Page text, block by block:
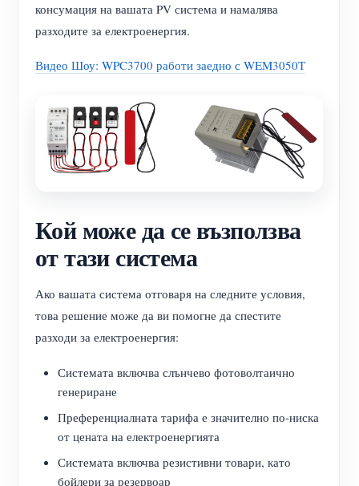
консумация на вашата PV система и намалява
разходите за електроенергия.
Видео Шоу: WPC3700 работи заедно с WEM3050T
Кой може да се възползва
от тази система
Ако вашата система отговаря на следните условия,
това решение може да ви помогне да спестите
разходи за електроенергия:
Системата включва слънчево фотоволтаично
генериране
Преференциалната тарифа е значително по-ниска
от цената на електроенергията
Системата включва резистивни товари, като
бойлери за резервоар